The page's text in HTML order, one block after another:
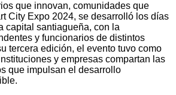
que innovan, comunidades que
City Expo 2024, se desarrolló los días
capital santiagueña, con la
y funcionarios de distintos
tercera edición, el evento tuvo como
y empresas compartan las
que impulsan el desarrollo